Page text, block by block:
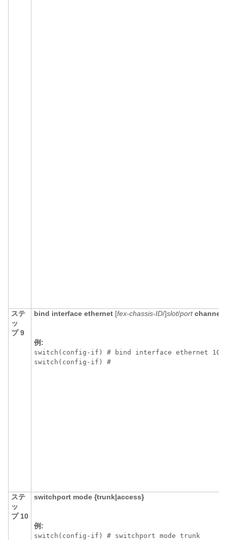
ステ
ッ
プ 9
bind interface ethernet [fex-chassis-ID/]slot/port channel
例:
switch(config-if) # bind interface ethernet
switch(config-if) #
ステ
ッ
プ 10
switchport mode {trunk|access}
例:
switch(config-if) # switchport mode trunk